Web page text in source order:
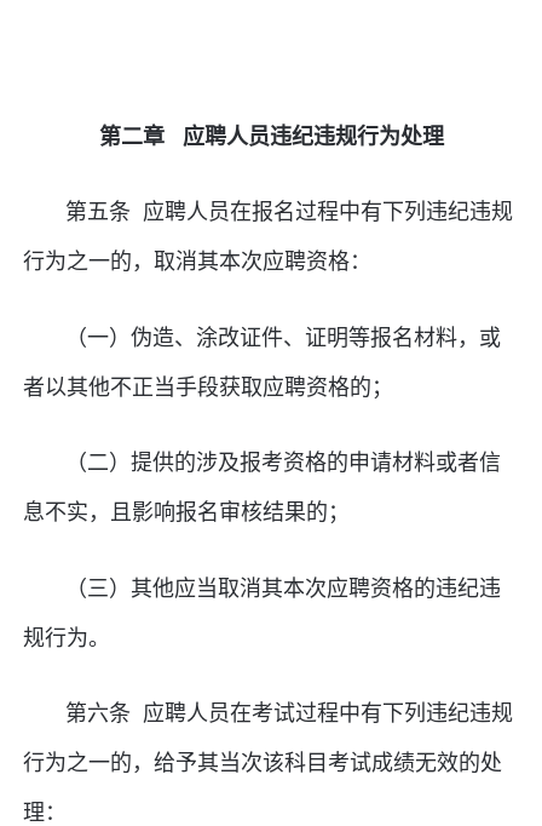
第二章 应聘人员违纪违规行为处理
第五条 应聘人员在报名过程中有下列违纪违规
行为之一的，取消其本次应聘资格：
（一）伪造、涂改证件、证明等报名材料，或
者以其他不正当手段获取应聘资格的；
（二）提供的涉及报考资格的申请材料或者信
息不实，且影响报名审核结果的；
（三）其他应当取消其本次应聘资格的违纪违
规行为。
第六条 应聘人员在考试过程中有下列违纪违规
行为之一的，给予其当次该科目考试成绩无效的处
理：